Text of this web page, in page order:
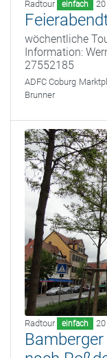
Radtour einfach
wöchentliche
Information:
27552185
ADFC Coburg
Brunner
Radtour einfach